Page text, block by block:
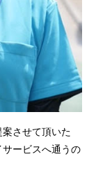
させて頂いた
ービスへ通うの